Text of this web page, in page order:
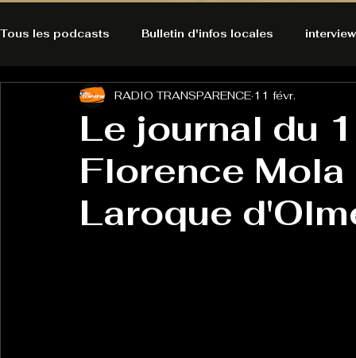
Tous les podcasts Bulletin d'infos locales
A l'Ecoute de la Peau Alternatives Ecologiques
Bulles à découvrir Bonnes résolutions de
Du pain et des parpaings GOOD VIBES
Le journal du
Florence
Laroque
RADIO TRANSPARENCE 11 févr.